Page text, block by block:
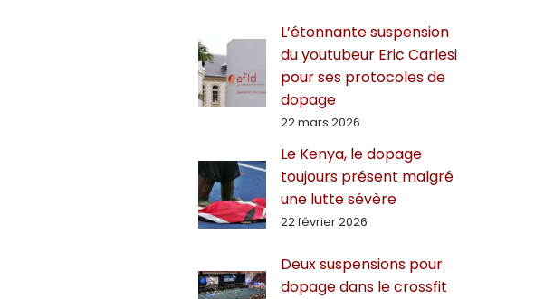
L’étonnante suspension
du youtubeur Eric Carlesi
pour ses protocoles de
dopage
22 mars 2026
Le Kenya, le dopage
toujours présent malgré
une lutte sévère
22 février 2026
Deux suspensions pour
dopage dans le crossfit